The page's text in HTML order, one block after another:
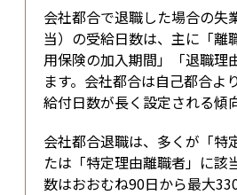
会社都合で退職した場合の失
当）の受給日数は、主に「離
用保険の加入期間」「退職理
ます。会社都合は自己都合よ
給付日数が長く設定される傾
会社都合退職は、多くが「特
たは「特定理由離職者」に該
数はおおむね90日から最大